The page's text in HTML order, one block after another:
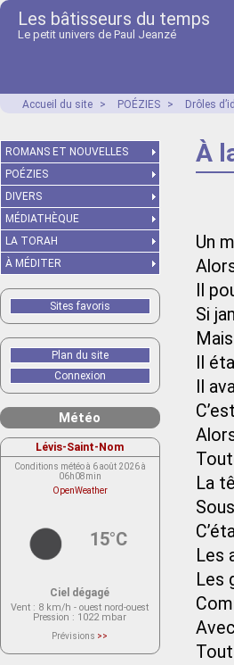
Les bâtisseurs du temps
Le petit univers de Paul Jeanzé
Accueil du site > POÉZIES > Drôles
À
Un
Il
Si
Il
Il
La
Les
Les
ROMANS ET NOUVELLES
POÉZIES
DIVERS
MÉDIATHÈQUE
LA TORAH
À MÉDITER
Sites favoris
Plan du site
Connexion
Météo
Lévis-Saint-Nom
Conditions météo à 6 août 2026 à
06h08min
OpenWeather
15°C
Ciel dégagé
Vent : 8 km/h - ouest nord-ouest
Pression : 1022 mbar
Prévisions >>
actuellement aucune prévision